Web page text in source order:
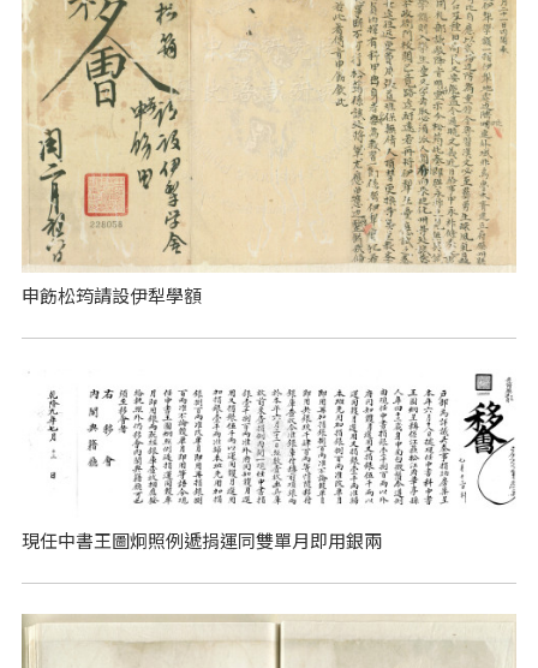
申飭松筠請設伊犁學額
現任中書王圖炯照例遞捐運同雙單月即用銀兩